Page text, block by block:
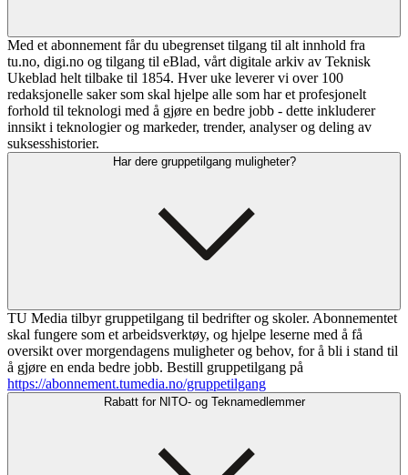
Med et abonnement får du ubegrenset tilgang til alt innhold fra
tu.no, digi.no og tilgang til eBlad, vårt digitale arkiv av Teknisk
Ukeblad helt tilbake til 1854. Hver uke leverer vi over 100
redaksjonelle saker som skal hjelpe alle som har et profesjonelt
forhold til teknologi med å gjøre en bedre jobb - dette inkluderer
innsikt i teknologier og markeder, trender, analyser og deling av
suksesshistorier.
Har dere gruppetilgang muligheter?
TU Media tilbyr gruppetilgang til bedrifter og skoler. Abonnementet
skal fungere som et arbeidsverktøy, og hjelpe leserne med å få
oversikt over morgendagens muligheter og behov, for å bli i stand til
å gjøre en enda bedre jobb. Bestill gruppetilgang på
https://abonnement.tumedia.no/gruppetilgang
Rabatt for NITO- og Teknamedlemmer